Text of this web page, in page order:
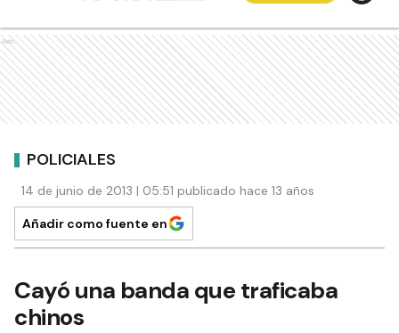
Ads
POLICIALES
14 de junio de 2013 | 05:51 publicado hace 13 años
Añadir como fuente en
Cayó una banda que traficaba
chinos